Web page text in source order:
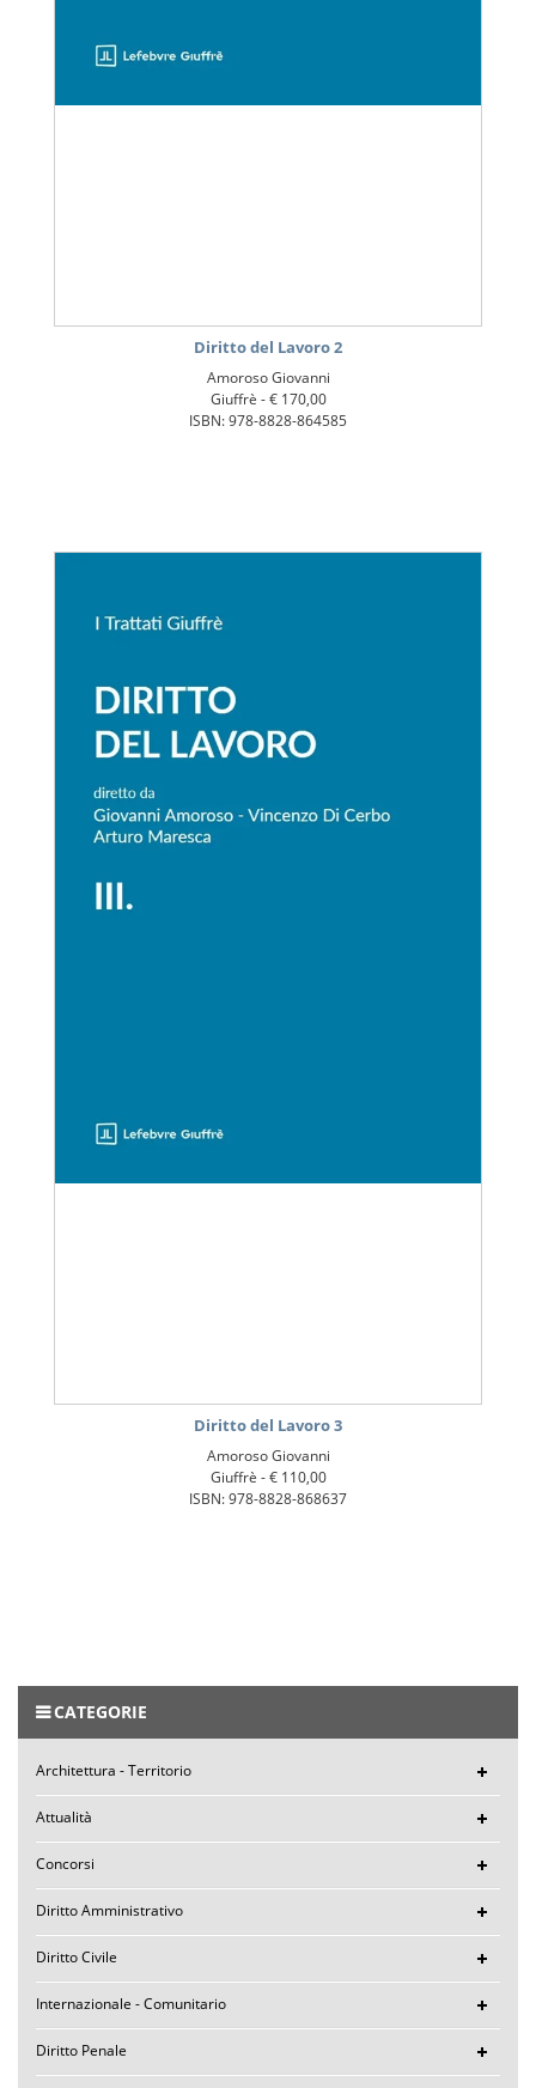
Diritto del Lavoro 2
Amoroso Giovanni
Giuffrè -€ 170,00
ISBN: 978-8828-864585
Diritto del Lavoro 3
Amoroso Giovanni
Giuffrè -€ 110,00
ISBN: 978-8828-868637
CATEGORIE
Architettura - Territorio
Attualità
Concorsi
Diritto Amministrativo
Diritto Civile
Internazionale - Comunitario
Diritto Penale